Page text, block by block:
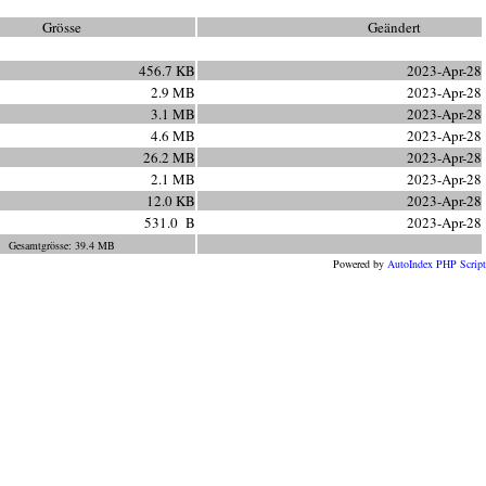
Grösse
Geändert
456.7 KB
2023-Apr-28
2.9 MB
2023-Apr-28
3.1 MB
2023-Apr-28
4.6 MB
2023-Apr-28
26.2 MB
2023-Apr-28
2.1 MB
2023-Apr-28
12.0 KB
2023-Apr-28
531.0 B 2023-Apr-28
Gesamtgrösse: 39.4 MB
Powered by AutoIndex PHP Script